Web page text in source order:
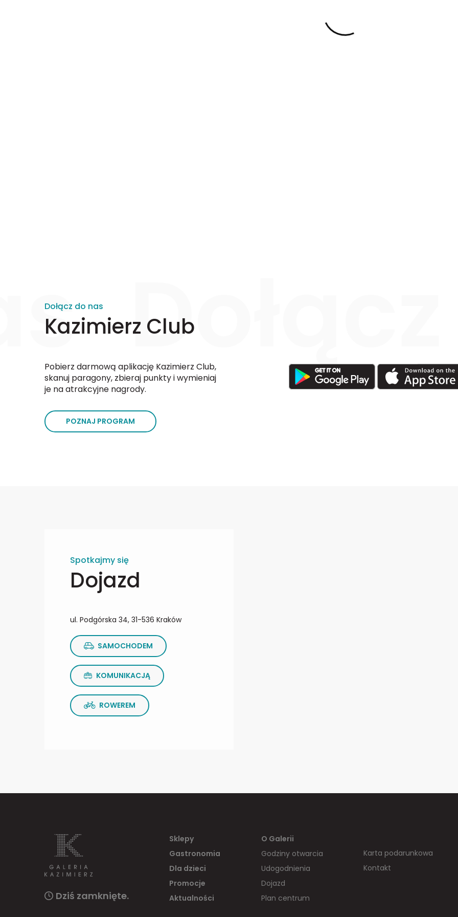
Dołącz do nas
Kazimierz Club
Pobierz darmową aplikację Kazimierz Club,
skanuj paragony, zbieraj punkty i wymieniaj
je na atrakcyjne nagrody.
POZNAJ PROGRAM
Spotkajmy się
Dojazd
ul. Podgórska 34, 31-536 Kraków
SAMOCHODEM
KOMUNIKACJĄ
ROWEREM
Dziś zamknięte.
Sklepy
Gastronomia
Dla dzieci
Promocje
Aktualności
O Galerii
Godziny otwarcia
Udogodnienia
Dojazd
Plan centrum
Karta podarunkowa
Kontakt